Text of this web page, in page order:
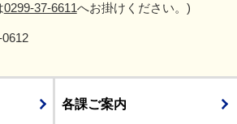
0299-37-6611へお掛けください。)
各課ご案内